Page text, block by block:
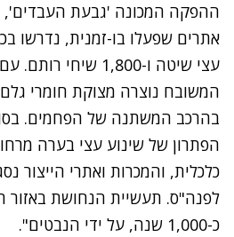
ההפקה המכונה 'גבעת
עצי שיטה ו-1,800
המשובח נוצרה מצוקת חומרי
בהרכב המשתנה של הפחמים.
הפתרון של שינוע עצי בערה
לפנה"ס. תעשיית הנחושת באזור
כ-1,000 שנה, על ידי הנבטים".